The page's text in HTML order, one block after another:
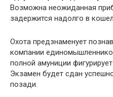
Возможна неожиданная
задержится надолго в
Охота предзнаменует
компании
полной амуниции
Экзамен будет сдан
позади.